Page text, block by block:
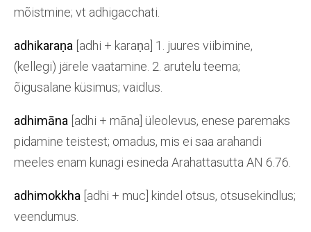
mõistmine; vt adhigacchati.
adhikaraṇa [adhi + karaṇa] 1. juures viibimine,
(kellegi) järele vaatamine. 2. arutelu teema;
õigusalane küsimus; vaidlus.
adhimāna [adhi + māna] üleolevus, enese paremaks
pidamine teistest; omadus, mis ei saa arahandi
meeles enam kunagi esineda Arahattasutta AN 6.76.
adhimokkha [adhi + muc] kindel otsus, otsusekindlus;
veendumus.